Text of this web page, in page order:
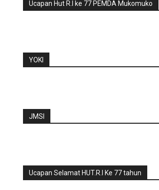
Ucapan Hut R.I ke 77 PEMDA Mukomuko
YOKI
JMSI
Ucapan Selamat HUT.R.I Ke 77 tahun